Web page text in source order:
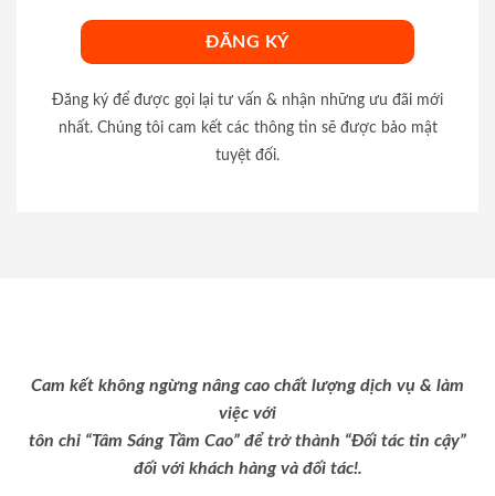
Đăng ký để được gọi lại tư vấn & nhận những ưu đãi mới
nhất. Chúng tôi cam kết các thông tin sẽ được bảo mật
tuyệt đối.
Cam kết không ngừng nâng cao chất lượng dịch vụ & làm
việc với
tôn chỉ “Tâm Sáng Tầm Cao” để trở thành “Đối tác tin cậy”
đối với khách hàng và đối tác!.